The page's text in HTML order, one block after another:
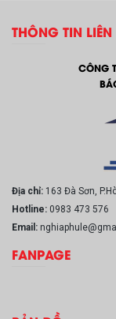
THÔNG TIN LIÊN
CÔNG
Địa chỉ: 163 Đà Sơn,
Hotline: 0983 473 576
Email:
FANPAGE